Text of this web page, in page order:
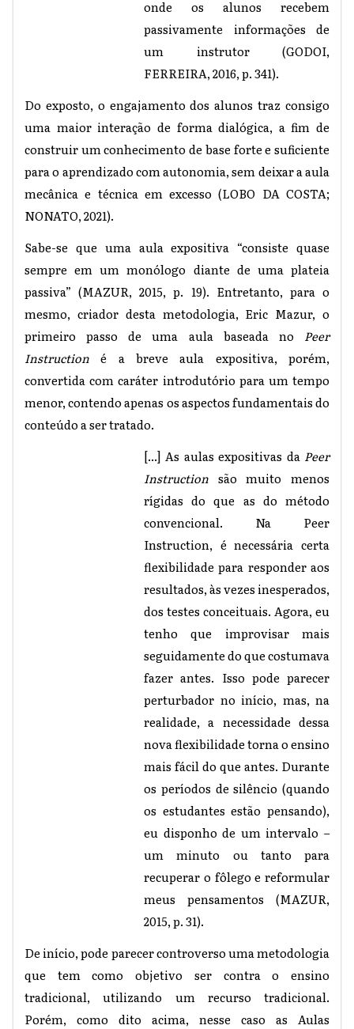
onde os alunos recebem
passivamente informações de
um instrutor (GODOI,
FERREIRA, 2016, p. 341).
Do exposto, o engajamento dos alunos traz consigo
uma maior interação de forma dialógica, a fim de
construir um conhecimento de base forte e suficiente
para o aprendizado com autonomia, sem deixar a aula
mecânica e técnica em excesso (LOBO DA COSTA;
NONATO, 2021).
Sabe-se que uma aula expositiva “consiste quase
sempre em um monólogo diante de uma plateia
passiva” (MAZUR, 2015, p. 19). Entretanto, para o
mesmo, criador desta metodologia, Eric Mazur, o
primeiro passo de uma aula baseada no Peer
Instruction é a breve aula expositiva, porém,
convertida com caráter introdutório para um tempo
menor, contendo apenas os aspectos fundamentais do
conteúdo a ser tratado.
[...] As aulas expositivas da Peer
Instruction são muito menos
rígidas do que as do método
convencional. Na Peer
Instruction, é necessária certa
flexibilidade para responder aos
resultados, às vezes inesperados,
dos testes conceituais. Agora, eu
tenho que improvisar mais
seguidamente do que costumava
fazer antes. Isso pode parecer
perturbador no início, mas, na
realidade, a necessidade dessa
nova flexibilidade torna o ensino
mais fácil do que antes. Durante
os períodos de silêncio (quando
os estudantes estão pensando),
eu disponho de um intervalo –
um minuto ou tanto para
recuperar o fôlego e reformular
meus pensamentos (MAZUR,
2015, p. 31).
De início, pode parecer controverso uma metodologia
que tem como objetivo ser contra o ensino
tradicional, utilizando um recurso tradicional.
Porém, como dito acima, nesse caso as Aulas